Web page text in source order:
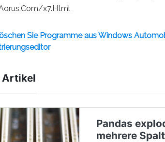
x7.Html
Sie Programme aus Windows
Artikel
Pandas
mehrere